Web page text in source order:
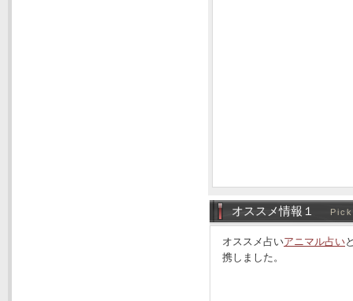
オススメ情報１
オススメ占いアニマル占い
携しました。